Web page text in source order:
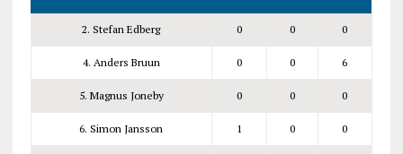
2. Stefan Edberg 0 0 0
4. Anders Bruun 0 0 6
5. Magnus Joneby 0 0 0
6. Simon Jansson 1 0 0